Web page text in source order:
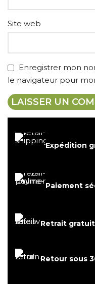
Site web
Enregistrer mon
le navigateur pour
Expédition
Paiement
Retrait
Retour sous